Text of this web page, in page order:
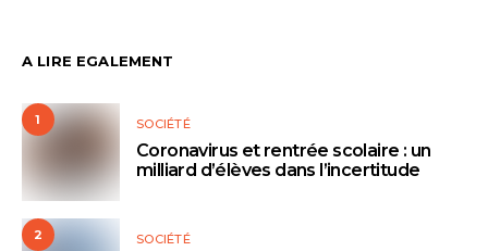
A LIRE EGALEMENT
1 SOCIÉTÉ
Coronavirus et rentrée scolaire : un
milliard d’élèves dans l’incertitude
2 SOCIÉTÉ